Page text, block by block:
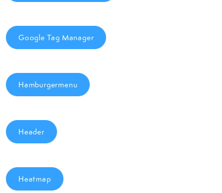
Google Tag Manager
Hamburgermenu
Header
Heatmap